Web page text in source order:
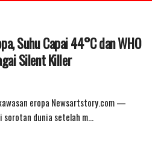
Suhu Capai 44°C dan WHO
Silent Killer
eropa Newsartstory.com —
sorotan dunia setelah m…